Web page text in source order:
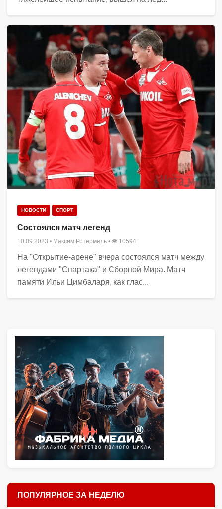
НОВОСТИ СПОРТ
Состоялся матч легенд
10.09.2023 • Максим Ротермель • 👁 10594
На "Открытие-арене" вчера состоялся матч между
легендами "Спартака" и Сборной Мира. Матч
памяти Ильи Цимбаларя, как глас...
ПОПУЛЯРНОЕ ЗА НЕДЕЛЮ